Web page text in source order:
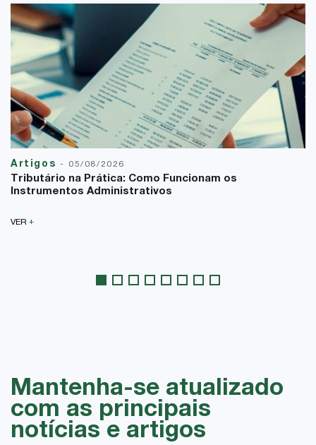
Artigos - 05/08/2026
Tributário na Prática: Como Funcionam os
Instrumentos Administrativos
VER +
Mantenha-se atualizado
com as principais
notícias e artigos